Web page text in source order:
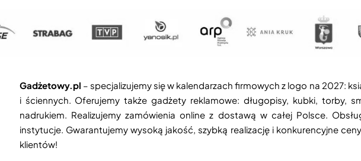
Gadżetowy.pl – specjalizujemy się w kalendarzach firmowych z logo na 2027:
i ściennych. Oferujemy także gadżety reklamowe: długopisy, kubki, torby,
nadrukiem. Realizujemy zamówienia online z dostawą w całej Polsce.
instytucje. Gwarantujemy wysoką jakość, szybką realizację i konkurencyjne
klientów!